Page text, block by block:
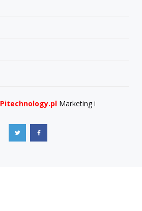
Pitechnology.pl Marketing i